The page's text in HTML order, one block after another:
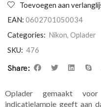
Toevoegen aan
EAN: 0602701050034
Categories: Nikon, Oplader
SKU: 476
Share:
Oplader gemaakt
indicatielampje geeft aan